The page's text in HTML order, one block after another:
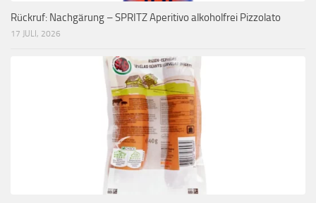
Rückruf: Nachgärung – SPRITZ Aperitivo alkoholfrei Pizzolato
17 JULI, 2026